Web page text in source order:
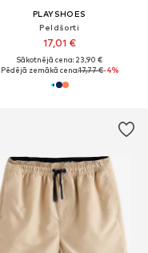
PLAYSHOES
Peldšorti
17,01 €
Sākotnējā cena: 23,90 €
Pēdējā zemākā cena:17,77 €-4%